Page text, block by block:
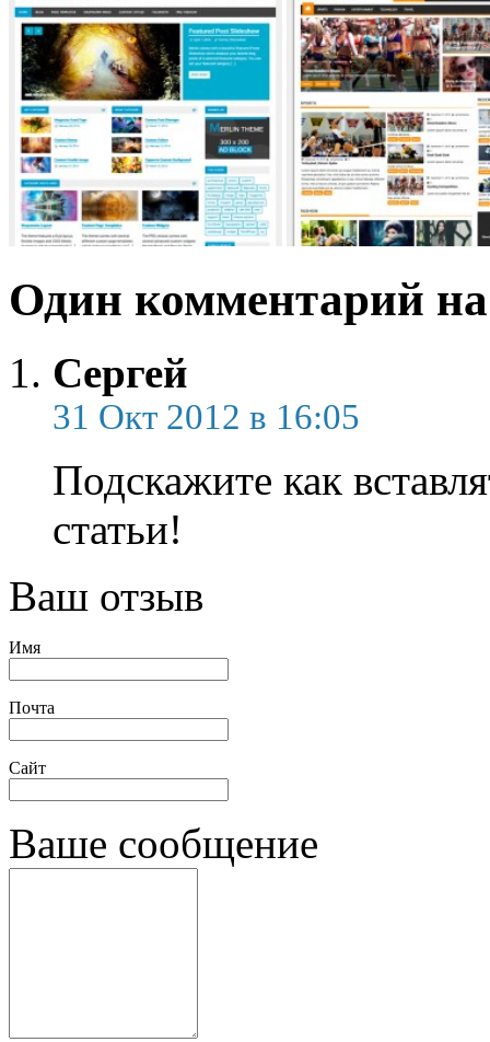
Один комментарий на
Сергей
31 Окт 2012 в 16:05
Подскажите как
статьи!
Ваш отзыв
Имя
Почта
Сайт
Ваше сообщение